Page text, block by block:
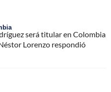
será titular en Colombia
Lorenzo respondió